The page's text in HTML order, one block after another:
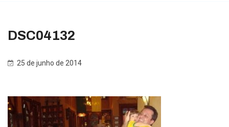
DSC04132
25 de junho de 2014